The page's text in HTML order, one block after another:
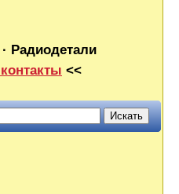
Радиодетали
<<